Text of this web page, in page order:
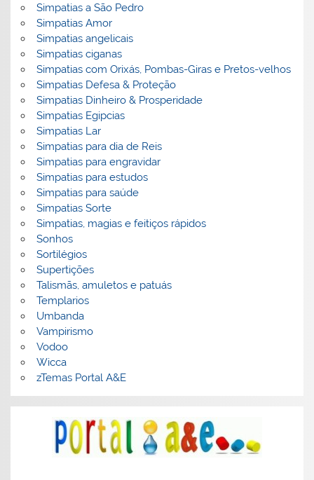
Simpatias a São Pedro
Simpatias Amor
Simpatias angelicais
Simpatias ciganas
Simpatias com Orixás, Pombas-Giras e Pretos-velhos
Simpatias Defesa & Proteção
Simpatias Dinheiro & Prosperidade
Simpatias Egipcias
Simpatias Lar
Simpatias para dia de Reis
Simpatias para engravidar
Simpatias para estudos
Simpatias para saúde
Simpatias Sorte
Simpatias, magias e feitiços rápidos
Sonhos
Sortilégios
Supertições
Talismãs, amuletos e patuás
Templarios
Umbanda
Vampirismo
Vodoo
Wicca
zTemas Portal A&E